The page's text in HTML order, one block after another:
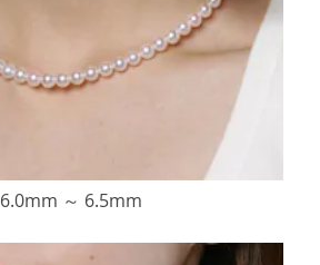
6.0mm ～ 6.5mm